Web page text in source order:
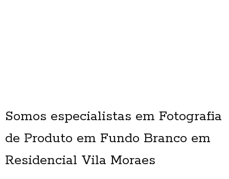
Somos especialistas em Fotografia
de Produto em Fundo Branco em
Residencial Vila Moraes